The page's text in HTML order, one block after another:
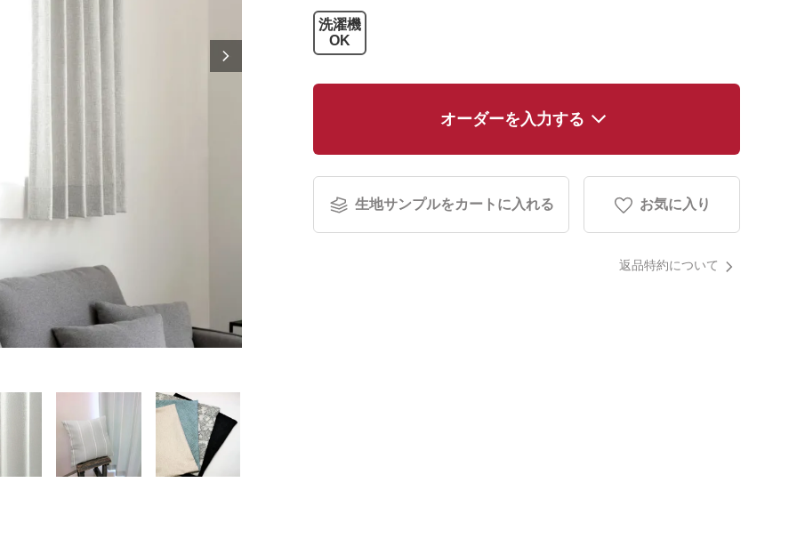
洗濯機
OK
オーダーを入力する
生地サンプルをカートに入れる お気に入り
返品特約について